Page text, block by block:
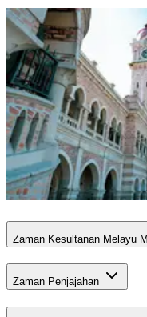
Zaman Kesultanan Melayu
Zaman Penjajahan